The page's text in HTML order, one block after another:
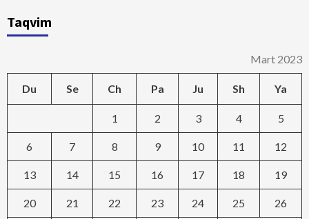
Taqvim
Mart 2023
Du Se Ch Pa Ju Sh Ya
1 2 3 4 5
6 7 8 9 10 11 12
13 14 15 16 17 18 19
20 21 22 23 24 25 26